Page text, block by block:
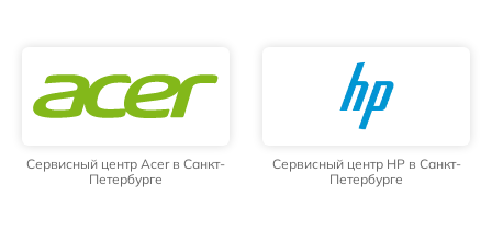
Сервисный центр Acer в Санкт-
Петербурге
Сервисный центр HP в Санкт-
Петербурге